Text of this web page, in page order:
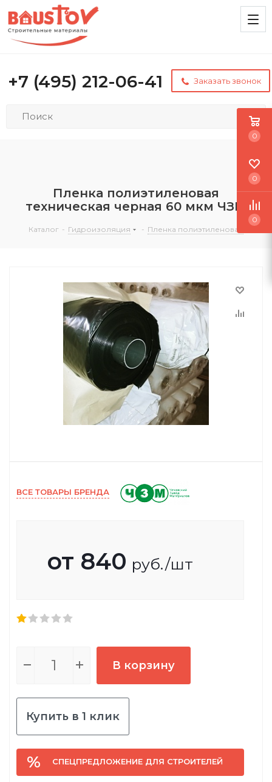
+7 (495) 212-06-41 Заказать звонок
Пленка полиэтиленовая
техническая черная 60 мкм ЧЗМ
Каталог - Гидроизоляция - Пленка полиэтиленовая
ВСЕ ТОВАРЫ БРЕНДА
от 840 руб./шт
В корзину
Купить в 1 клик
СПЕЦПРЕДЛОЖЕНИЕ ДЛЯ СТРОИТЕЛЕЙ
0
0
0